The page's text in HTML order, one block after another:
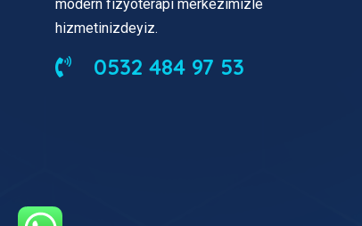
modern fizyoterapi merkezimizle
hizmetinizdeyiz.
0532 484 97 53